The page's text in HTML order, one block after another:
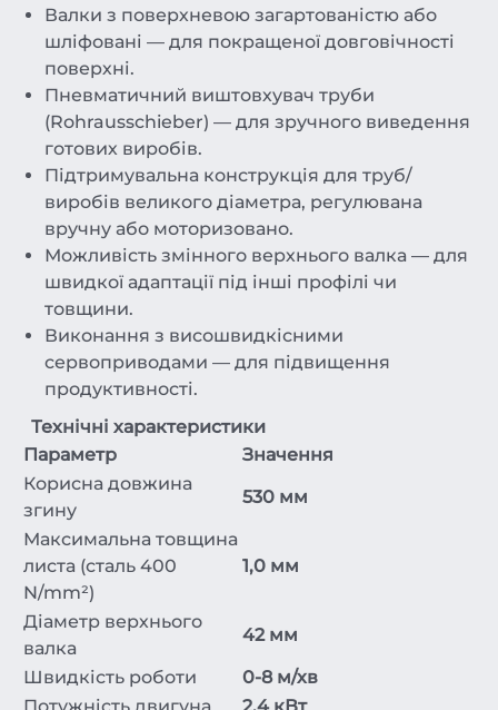
Валки з поверхневою загартованістю або
шліфовані — для покращеної довговічності
поверхні.
Пневматичний виштовхувач труби
(Rohrausschieber) — для зручного виведення
готових виробів.
Підтримувальна конструкція для труб/
виробів великого діаметра, регулювана
вручну або моторизовано.
Можливість змінного верхнього валка — для
швидкої адаптації під інші профілі чи
товщини.
Виконання з висошвидкісними
сервоприводами — для підвищення
продуктивності.
Технічні характеристики
Параметр
Значення
Корисна довжина
згину
530 мм
Максимальна товщина
листа (сталь 400
N/mm²)
1,0 мм
Діаметр верхнього
валка
42 мм
Швидкість роботи
0-8 м/хв